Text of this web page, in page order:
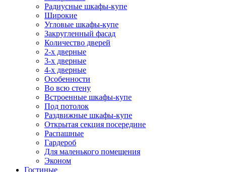
Радиусные шкафы-купе
Широкие
Угловые шкафы-купе
Закругленный фасад
Количество дверей
2-х дверные
3-х дверные
4-х дверные
Особенности
Во всю стену
Встроенные шкафы-купе
Под потолок
Раздвижные шкафы-купе
Открытая секция посередине
Распашные
Гардероб
Для маленького помещения
Эконом
Гостиные